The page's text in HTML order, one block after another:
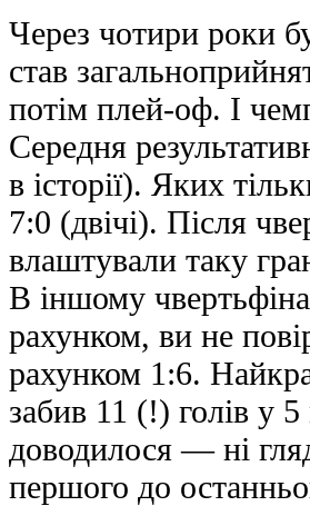
Через чотири роки
став
потім плей-оф. І
Середня
в історії). Яких
7:0 (двічі). Після
влаштували таку
В іншому
рахунком, ви не
рахунком 1:6.
забив 11 (!) голів у
доводилося — ні
першого до